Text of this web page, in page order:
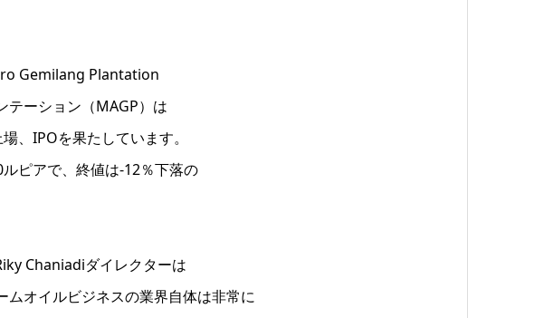
Gemilang Plantation
テーション（MAGP）は
、IPOを果たしています。
ピアで、終値は-12％下落の
Chaniadiダイレクターは
オイルビジネスの業界自体は非常に